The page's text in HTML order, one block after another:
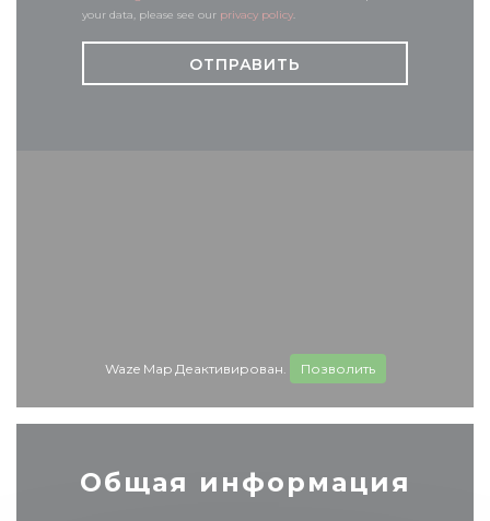
your data, please see our privacy policy.
Waze Map Деактивирован. Позволить
Общая информация